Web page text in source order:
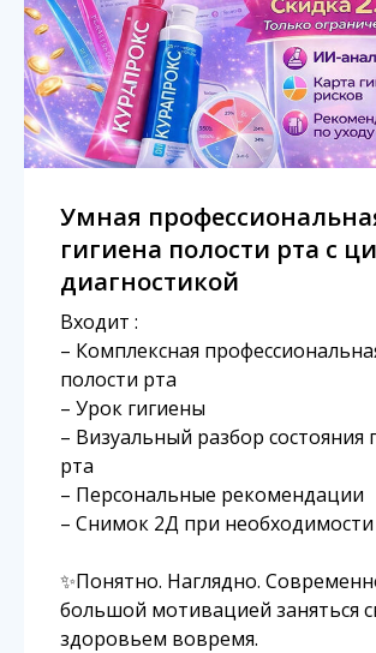
Умная
гигиена полости рта с
диагностикой
Входит :
– Комплексная
полости рта
– Урок гигиены
– Визуальный разбор состояния
рта
– Персональные рекомендации
– Снимок 2Д при необходимости
✨Понятно. Наглядно.
большой мотивацией заняться
здоровьем вовремя.